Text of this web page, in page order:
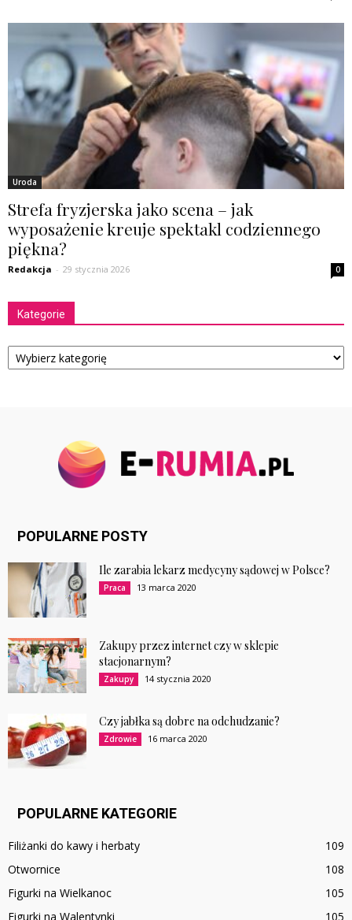
Uroda
Strefa fryzjerska jako scena – jak
wyposażenie kreuje spektakl codziennego
piękna?
Redakcja - 29 stycznia 2026 0
Kategorie
Kategorie
POPULARNE POSTY
Ile zarabia lekarz medycyny sądowej w Polsce?
Praca 13 marca 2020
Zakupy przez internet czy w sklepie
stacjonarnym?
Zakupy 14 stycznia 2020
Czy jabłka są dobre na odchudzanie?
Zdrowie 16 marca 2020
POPULARNE KATEGORIE
Filiżanki do kawy i herbaty
109
Otwornice
108
Figurki na Wielkanoc
105
Figurki na Walentynki
105